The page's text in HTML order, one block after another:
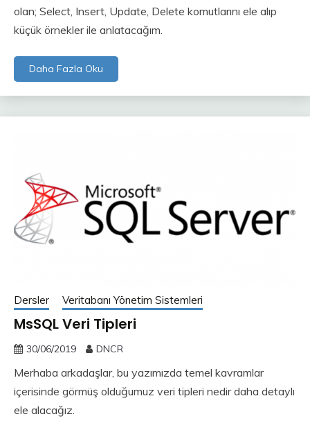
olan; Select, Insert, Update, Delete komutlarını ele alıp
küçük örnekler ile anlatacağım.
Daha Fazla Oku
Dersler Veritabanı Yönetim Sistemleri
MsSQL Veri Tipleri
30/06/2019 DNCR
Merhaba arkadaşlar, bu yazımızda temel kavramlar
içerisinde görmüş olduğumuz veri tipleri nedir daha detaylı
ele alacağız.